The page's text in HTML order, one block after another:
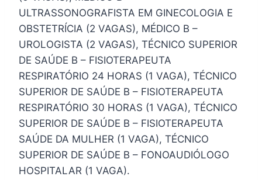
ULTRASSONOGRAFISTA EM GINECOLOGIA E
OBSTETRÍCIA (2 VAGAS), MÉDICO B –
UROLOGISTA (2 VAGAS), TÉCNICO SUPERIOR
DE SAÚDE B – FISIOTERAPEUTA
RESPIRATÓRIO 24 HORAS (1 VAGA), TÉCNICO
SUPERIOR DE SAÚDE B – FISIOTERAPEUTA
RESPIRATÓRIO 30 HORAS (1 VAGA), TÉCNICO
SUPERIOR DE SAÚDE B – FISIOTERAPEUTA
SAÚDE DA MULHER (1 VAGA), TÉCNICO
SUPERIOR DE SAÚDE B – FONOAUDIÓLOGO
HOSPITALAR (1 VAGA).